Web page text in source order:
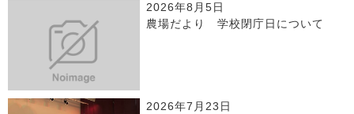
2026年8月5日
農場だより 学校閉庁日について
2026年7月23日